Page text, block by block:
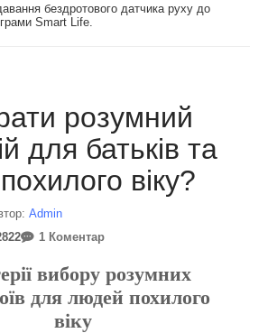
бездротового датчика руху до
Smart Life.
розумний
для батьків та
віку?
Admin
1 Коментар
вибору розумних
для людей похилого
віку